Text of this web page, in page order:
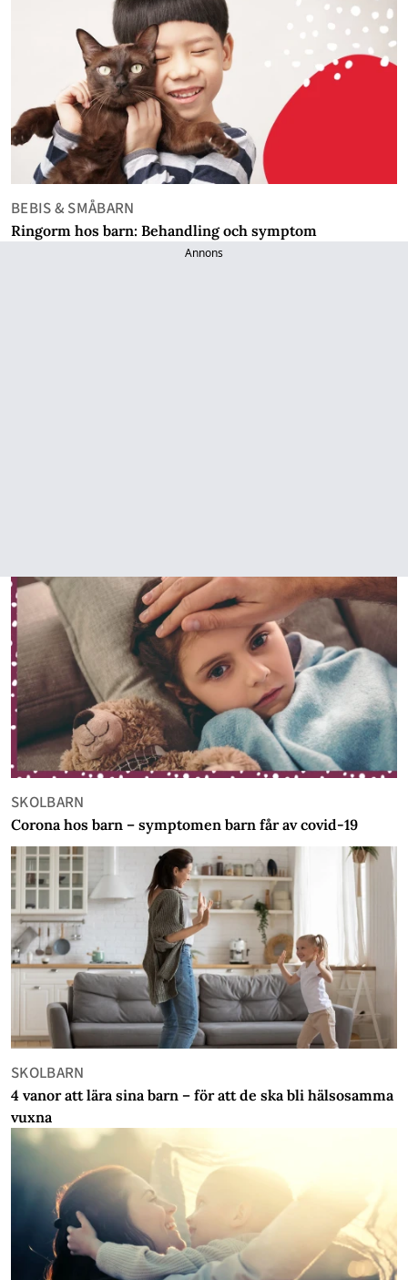
BEBIS & SMÅBARN
Ringorm hos barn: Behandling och symptom
Annons
SKOLBARN
Corona hos barn – symptomen barn får av covid-19
SKOLBARN
4 vanor att lära sina barn – för att de ska bli hälsosamma
vuxna